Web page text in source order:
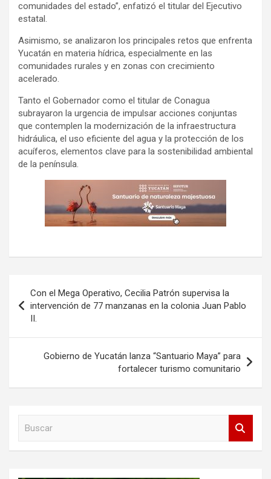
comunidades del estado”, enfatizó el titular del Ejecutivo
estatal.
Asimismo, se analizaron los principales retos que enfrenta
Yucatán en materia hídrica, especialmente en las
comunidades rurales y en zonas con crecimiento
acelerado.
Tanto el Gobernador como el titular de Conagua
subrayaron la urgencia de impulsar acciones conjuntas
que contemplen la modernización de la infraestructura
hidráulica, el uso eficiente del agua y la protección de los
acuíferos, elementos clave para la sostenibilidad ambiental
de la península.
de
entradas
Con el Mega Operativo, Cecilia Patrón supervisa la
intervención de 77 manzanas en la colonia Juan Pablo
II.
Gobierno de Yucatán lanza “Santuario Maya” para
fortalecer turismo comunitario